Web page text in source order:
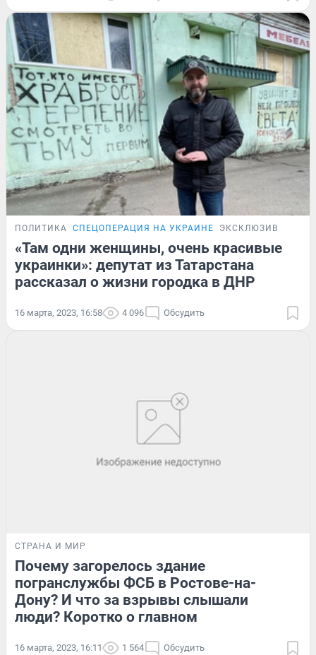
ПОЛИТИКА СПЕЦОПЕРАЦИЯ НА УКРАИНЕ ЭКСКЛЮЗИВ
«Там одни женщины, очень красивые
украинки»: депутат из Татарстана
рассказал о жизни городка в ДНР
16 марта, 2023, 16:58 4 096 Обсудить
СТРАНА И МИР
Почему загорелось здание
погранслужбы ФСБ в Ростове-на-
Дону? И что за взрывы слышали
люди? Коротко о главном
16 марта, 2023, 16:11 1 564 Обсудить